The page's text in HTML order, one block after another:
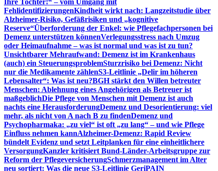
Ihre Tochter!“ – vom Umgang mit
FehlidentifizierungenKindheit wirkt nach: Langzeitstudie über
Alzheimer-Risiko, Gefäßrisiken und „kognitive
Reserve“Überforderung der Enkel: wie Pflegefachpersonen bei
Demenz unterstützen könnenVerlegungsstress nach Umzug
oder Heimaufnahme – was ist normal und was ist zu tun?
Unsichtbarer Mehraufwand: Demenz ist im Krankenhaus
(auch) ein SteuerungsproblemSturzrisiko bei Demenz: Nicht
nur die Medikamente zählenS3-Leitlinie „Delir im höheren
Lebensalter“: Was ist neu?BGH stärkt den Willen betreuter
Menschen: Ablehnung eines Angehörigen als Betreuer ist
maßgeblichDie Pflege von Menschen mit Demenz ist auch
nachts eine HerausforderungDemenz und Desorientierung: viel
mehr, als nicht von A nach B zu findenDemenz und
Psychopharmaka: „zu viel“ ist oft „zu lang“ – und wie Pflege
Einfluss nehmen kannAlzheimer-Demenz: Rapid Review
bündelt Evidenz und setzt Leitplanken für eine einheitlichere
VersorgungKanzler kritisiert Bund-Länder-Arbeitsgruppe zur
Reform der PflegeversicherungSchmerzmanagement im Alter
neu sortiert: Was die neue S3-Leitlinie GeriPAIN